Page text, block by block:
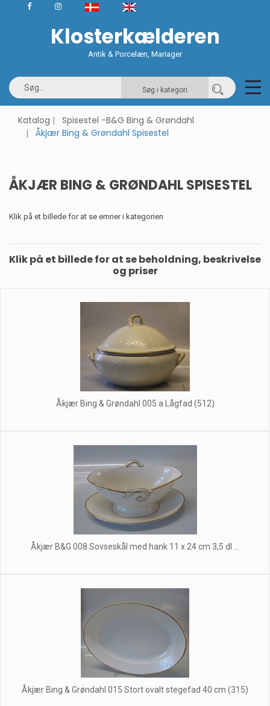
Klosterkælderen
Antik & Porcelæn, Mariager
Søg i kategori
Katalog
Spisestel -B&G Bing & Grøndahl
Åkjær Bing & Grøndahl Spisestel
ÅKJÆR BING & GRØNDAHL SPISESTEL
Klik på et billede for at se emner i kategorien
Klik på et billede for at se beholdning, beskrivelse
og priser
Åkjær Bing & Grøndahl 005 a Lågfad (512)
Åkjær B&G 008 Sovseskål med hank 11 x 24 cm 3,5 dl ...
Åkjær Bing & Grøndahl 015 Stort ovalt stegefad 40 cm (315)